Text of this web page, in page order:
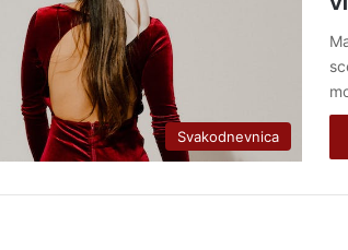
Svakodnevnica